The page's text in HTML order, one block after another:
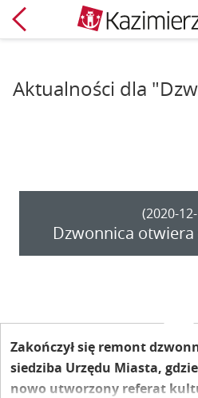
Aktualności dla
(2020-
Dzwonnica
Zakończył się remont
siedziba Urzędu Miasta,
nowo utworzony referat